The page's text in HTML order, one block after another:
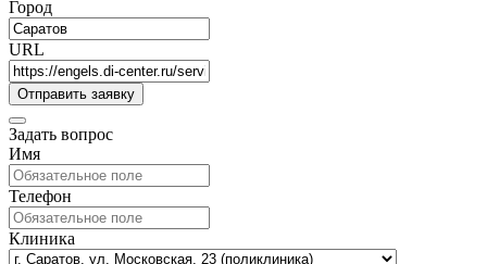
Город
URL
Задать вопрос
Имя
Телефон
Клиника